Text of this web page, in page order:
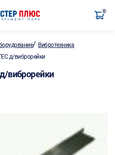
0
/ Вибротехника
д/виброрейки
виброрейки